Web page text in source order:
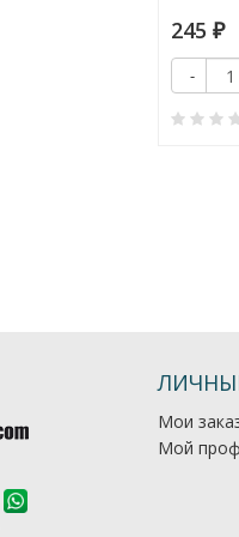
245 ₽
-
Мои
Мой